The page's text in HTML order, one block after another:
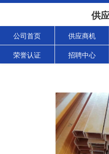
供
公司首页 供应商机
荣誉认证 招聘中心